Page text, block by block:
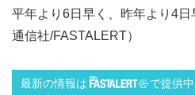
平年より6日早く、昨年より4
通信社/FASTALERT）
最新の情報は で提供中